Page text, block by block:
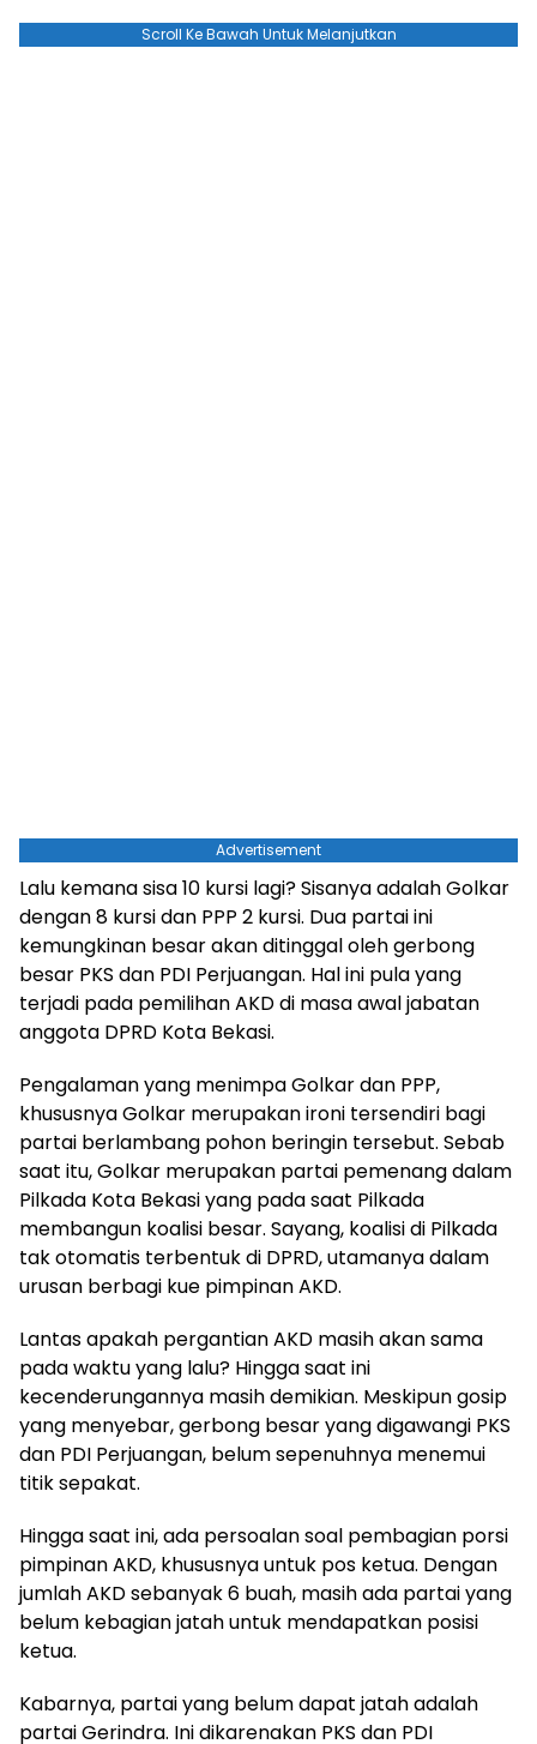
Scroll Ke Bawah Untuk Melanjutkan
Advertisement
Lalu kemana sisa 10 kursi lagi? Sisanya adalah Golkar
dengan 8 kursi dan PPP 2 kursi. Dua partai ini
kemungkinan besar akan ditinggal oleh gerbong
besar PKS dan PDI Perjuangan. Hal ini pula yang
terjadi pada pemilihan AKD di masa awal jabatan
anggota DPRD Kota Bekasi.
Pengalaman yang menimpa Golkar dan PPP,
khususnya Golkar merupakan ironi tersendiri bagi
partai berlambang pohon beringin tersebut. Sebab
saat itu, Golkar merupakan partai pemenang dalam
Pilkada Kota Bekasi yang pada saat Pilkada
membangun koalisi besar. Sayang, koalisi di Pilkada
tak otomatis terbentuk di DPRD, utamanya dalam
urusan berbagi kue pimpinan AKD.
Lantas apakah pergantian AKD masih akan sama
pada waktu yang lalu? Hingga saat ini
kecenderungannya masih demikian. Meskipun gosip
yang menyebar, gerbong besar yang digawangi PKS
dan PDI Perjuangan, belum sepenuhnya menemui
titik sepakat.
Hingga saat ini, ada persoalan soal pembagian porsi
pimpinan AKD, khususnya untuk pos ketua. Dengan
jumlah AKD sebanyak 6 buah, masih ada partai yang
belum kebagian jatah untuk mendapatkan posisi
ketua.
Kabarnya, partai yang belum dapat jatah adalah
partai Gerindra. Ini dikarenakan PKS dan PDI